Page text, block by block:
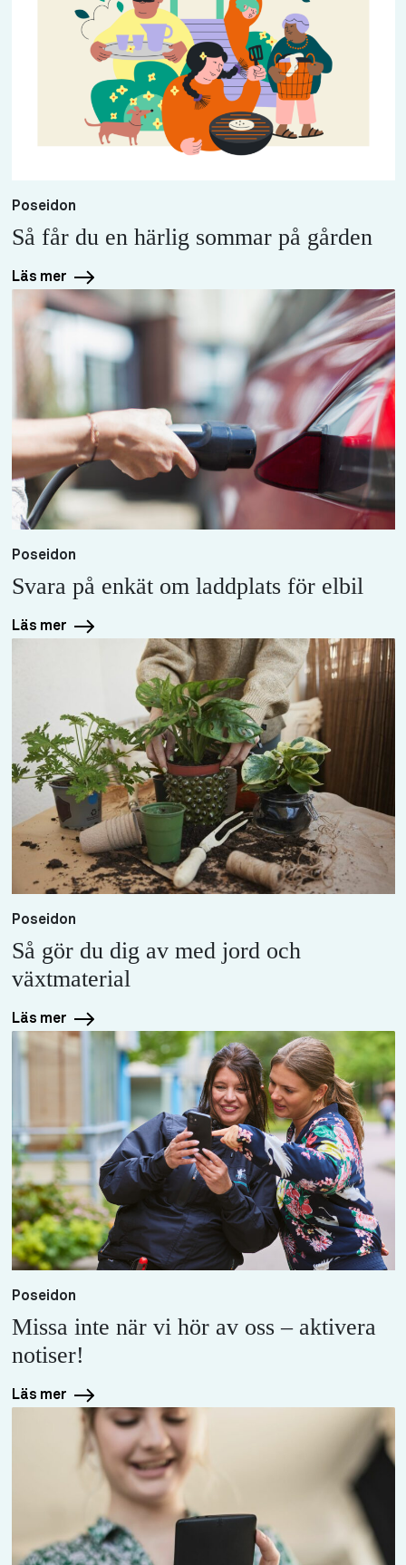
Poseidon
Så får du en härlig sommar på gården
Läs mer
Poseidon
Svara på enkät om laddplats för elbil
Läs mer
Poseidon
Så gör du dig av med jord och
växtmaterial
Läs mer
Poseidon
Missa inte när vi hör av oss – aktivera
notiser!
Läs mer